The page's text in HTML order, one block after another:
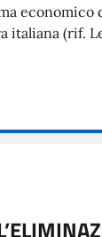
economico
italiana (rif.